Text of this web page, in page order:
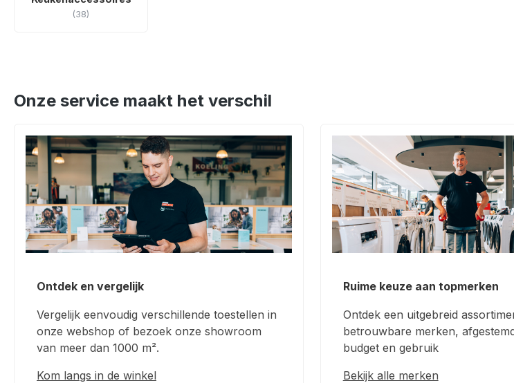
(38)
Onze service maakt het verschil
Ontdek en vergelijk
Vergelijk eenvoudig verschillende toestellen in
onze webshop of bezoek onze showroom
van meer dan 1000 m².
Kom langs in de winkel
Ruime keuze aan topmerken
Ontdek een uitgebreid
betrouwbare merken,
budget en gebruik
Bekijk alle merken